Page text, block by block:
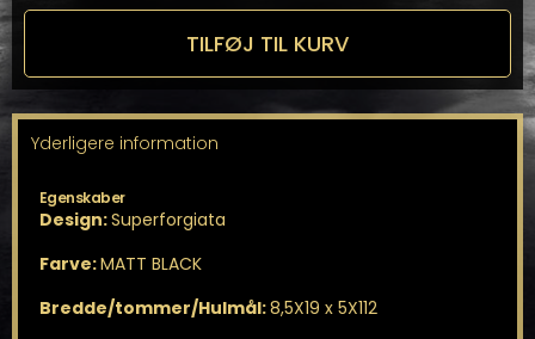
8,5X19
TILFØJ TIL KURV
Yderligere information
Egenskaber
Design:Superforgiata
Farve:MATT BLACK
Bredde/tommer/Hulmål:8,5X19 x 5X112